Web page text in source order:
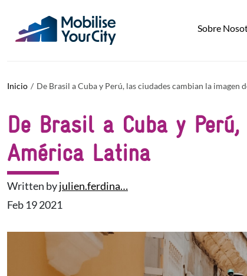
Sobre
Inicio De Brasil a Cuba y Perú, las ciudades cambian la imagen
De Brasil a Cuba y
América Latina
Written byjulien.ferdina…
Feb 19 2021